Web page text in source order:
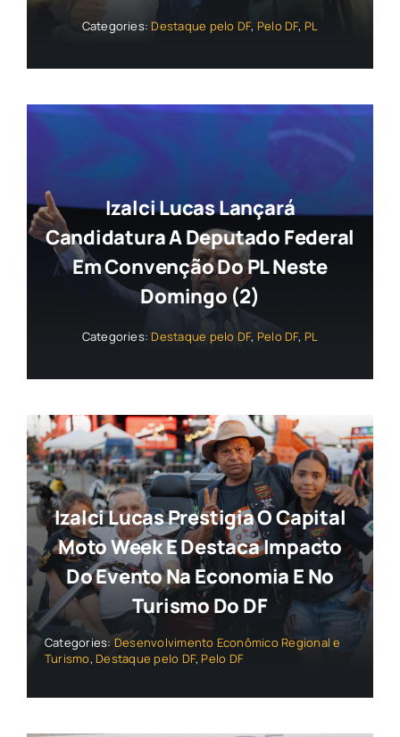
Categories: Destaque pelo DF, Pelo DF, PL
Izalci Lucas Lançará
Candidatura A Deputado Federal
Em Convenção Do PL Neste
Domingo (2)
Categories: Destaque pelo DF, Pelo DF, PL
Izalci Lucas Prestigia O Capital
Moto Week E Destaca Impacto
Do Evento Na Economia E No
Turismo Do DF
Categories: Desenvolvimento Econômico Regional e
Turismo, Destaque pelo DF, Pelo DF